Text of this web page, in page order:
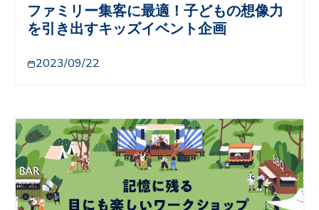
ファミリー集客に最適！子どもの想像力
を引き出すキッズイベント企画
2023/09/22